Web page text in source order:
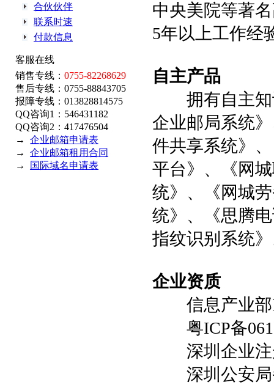
合伙伙伴
联系时速
付款信息
客服在线
销售专线： 0755-82268629
售后专线：0755-88843705
报障专线：013828814575
QQ咨询1：546431182
QQ咨询2：417476504
→ 企业邮箱申请表
→ 企业邮箱租用合同
→
国际域名申请表
中央美院等著
5年以上工作经
自主产品
拥有自主知
企业邮局系统
件共享系统》
平台》、《网
统》、《网城
统》、《思腾
指纹识别系统
企业资质
信息产业部
粤ICP备
深圳企业注
深圳公安局